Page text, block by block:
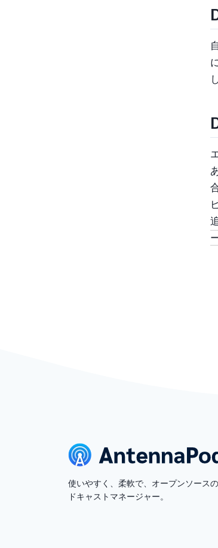
使いやすく、柔軟で、オープンソース
ドキャストマネージャー。